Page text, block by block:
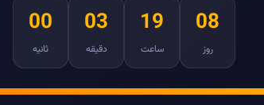
08
روز
19
ساعت
03
دقیقه
00
ثانیه